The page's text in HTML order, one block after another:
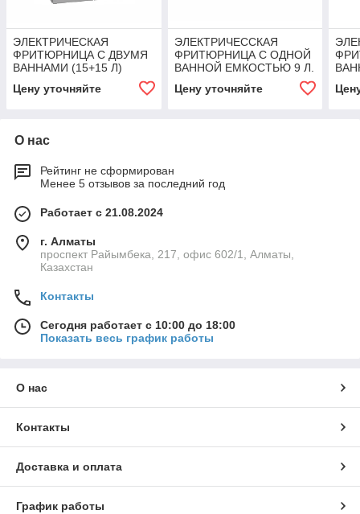
ЭЛЕКТРИЧЕСКАЯ
ФРИТЮРНИЦА С ДВУМЯ
ВАННАМИ (15+15 Л)
Angelopo
Цену уточняйте
ЭЛЕКТРИЧЕССКАЯ
ФРИТЮРНИЦА С ОДНОЙ
ВАННОЙ ЕМКОСТЬЮ 9 Л.
Цену уточняйте
О нас
Рейтинг не сформирован
Менее 5 отзывов за последний год
Работает с 21.08.2024
г. Алматы
проспект Райымбека, 217, офис 602/1, Алматы,
Казахстан
Контакты
Сегодня работает с 10:00 до 18:00
Показать весь график работы
О нас
Контакты
Доставка и оплата
График работы